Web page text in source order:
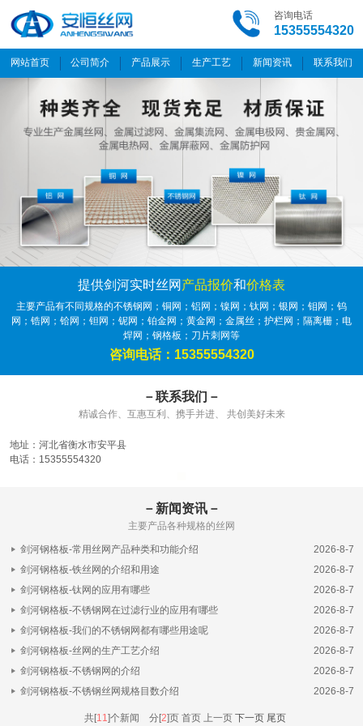
咨询电话
15355554320
网站首页 公司简介 产品展示 生产工艺 新闻资讯 联系我们
提供剑河实时丝网 产品报价和价格表
主要产品有不同规格的不锈钢网；铜网；铝网；镍网；钛网；银网；钼网；钨
网；锆网；铪网；钽网；铌网；铂金网；黄金网；金属丝；护栏网；隔离栅；电
焊网；钢格板；刀片刺网等
咨询电话：15355554320
－联系我们－
精诚合作、互惠互利、携手并进、 共创美好未来
地址：河北省衡水市安平县
电话：15355554320
－新闻资讯－
主要产品各种规格的丝网
剑河钢格板-常用丝网产品种类和功能介绍
2026-8-7
剑河钢格板-铁丝网的介绍和用途
2026-8-7
剑河钢格板-钛网的应用有哪些
2026-8-7
剑河钢格板-不锈钢网在过滤行业的应用有哪些
2026-8-7
剑河钢格板-我们的不锈钢网都有哪些用途呢
2026-8-7
剑河钢格板-丝网的生产工艺介绍
2026-8-7
剑河钢格板-不锈钢网的介绍
2026-8-7
剑河钢格板-不锈钢丝网规格目数介绍
2026-8-7
共[11]个新闻 分[2]页 首页 上一页 下一页 尾页